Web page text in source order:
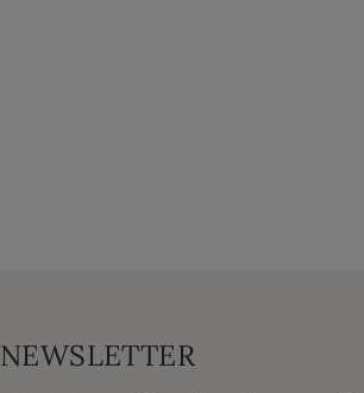
NEWSLETTER